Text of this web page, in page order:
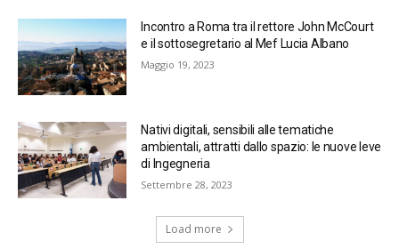
Incontro a Roma tra il rettore John McCourt
e il sottosegretario al Mef Lucia Albano
Maggio 19, 2023
Nativi digitali, sensibili alle tematiche
ambientali, attratti dallo spazio: le nuove leve
di Ingegneria
Settembre 28, 2023
Load more